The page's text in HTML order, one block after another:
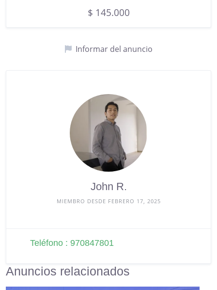
$ 145.000
Informar del anuncio
John R.
MIEMBRO DESDE FEBRERO 17, 2025
Teléfono : 970847801
Anuncios relacionados